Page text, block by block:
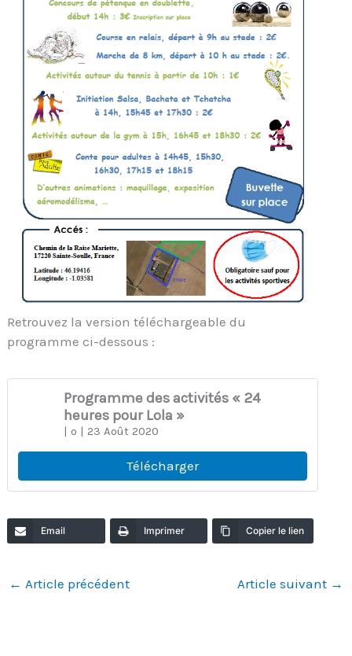
Retrouvez la version téléchargeable du
programme ci-dessous :
Programme des activités « 24
heures pour Lola »
| o | 23 Août 2020
Télécharger
Email Imprimer Copier le lien
← Article précédent Article suivant →